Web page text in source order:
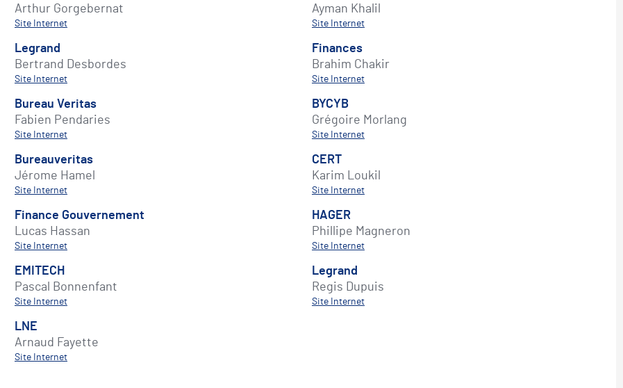
Arthur Gorgebernat
Site Internet
Ayman Khalil
Site Internet
Legrand
Bertrand Desbordes
Site Internet
Finances
Brahim Chakir
Site Internet
Bureau Veritas
Fabien Pendaries
Site Internet
BYCYB
Grégoire Morlang
Site Internet
Bureauveritas
Jérome Hamel
Site Internet
CERT
Karim Loukil
Site Internet
Finance Gouvernement
Lucas Hassan
Site Internet
HAGER
Phillipe Magneron
Site Internet
EMITECH
Pascal Bonnenfant
Site Internet
Legrand
Regis Dupuis
Site Internet
LNE
Arnaud Fayette
Site Internet